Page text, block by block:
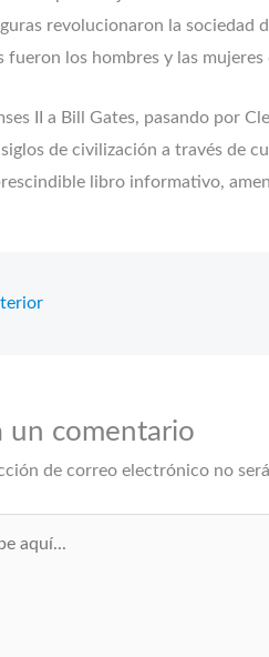
revolucionaron la sociedad
fueron los hombres y las
II a Bill Gates, pasando por
de civilización a través de
libro informativo,
un comentario
de correo electrónico no